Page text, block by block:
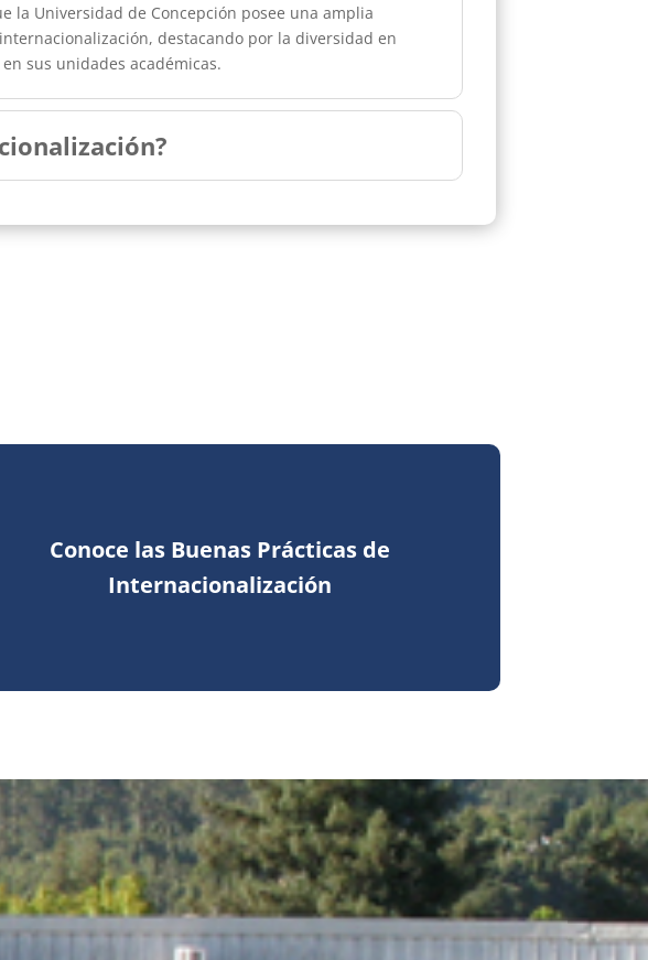
la Universidad de Concepción posee una amplia
destacando por la diversidad en
sus unidades académicas.
Conoce las Buenas Prácticas de
Internacionalización